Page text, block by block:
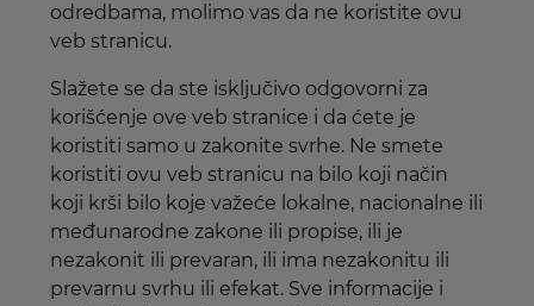
odredbama, molimo vas da ne koristite ovu
veb stranicu.
Slažete se da ste isključivo odgovorni za
korišćenje ove veb stranice i da ćete je
koristiti samo u zakonite svrhe. Ne smete
koristiti ovu veb stranicu na bilo koji način
koji krši bilo koje važeće lokalne, nacionalne ili
međunarodne zakone ili propise, ili je
nezakonit ili prevaran, ili ima nezakonitu ili
prevarnu svrhu ili efekat. Sve informacije i